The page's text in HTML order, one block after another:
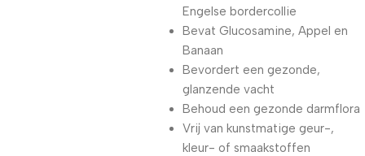
Engelse bordercollie
Bevat Glucosamine, Appel en
Banaan
Bevordert een gezonde,
glanzende vacht
Behoud een gezonde darmflora
Vrij van kunstmatige geur-,
kleur- of smaakstoffen